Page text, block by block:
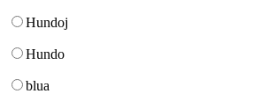
Hundoj
Hundo
blua